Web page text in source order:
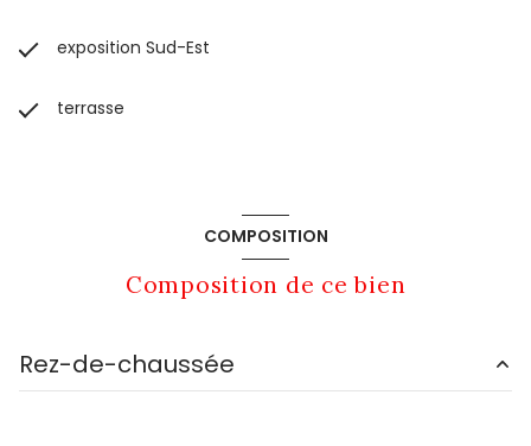
exposition Sud-Est
terrasse
COMPOSITION
Composition de ce bien
Rez-de-chaussée